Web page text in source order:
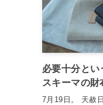
必要十分とい
スキーマの財
7月19日。 天赦